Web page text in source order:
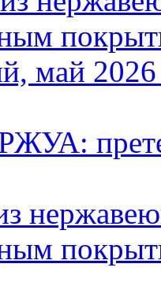
май 2026